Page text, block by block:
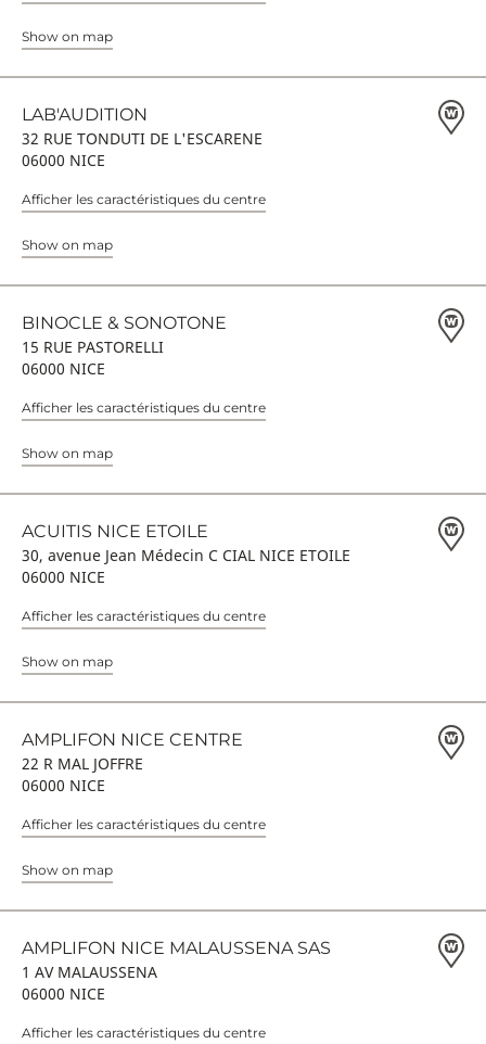
Show on map
LAB'AUDITION
32 RUE TONDUTI DE L'ESCARENE
06000 NICE
Afficher les caractéristiques du centre
Show on map
BINOCLE & SONOTONE
15 RUE PASTORELLI
06000 NICE
Afficher les caractéristiques du centre
Show on map
ACUITIS NICE ETOILE
30, avenue Jean Médecin C CIAL NICE ETOILE
06000 NICE
Afficher les caractéristiques du centre
Show on map
AMPLIFON NICE CENTRE
22 R MAL JOFFRE
06000 NICE
Afficher les caractéristiques du centre
Show on map
AMPLIFON NICE MALAUSSENA SAS
1 AV MALAUSSENA
06000 NICE
Afficher les caractéristiques du centre